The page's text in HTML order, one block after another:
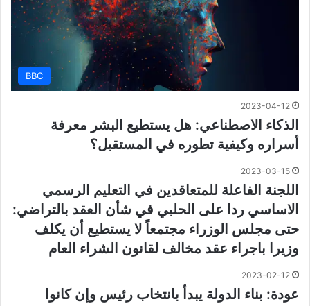
BBC
2023-04-12
الذكاء الاصطناعي: هل يستطيع البشر معرفة
أسراره وكيفية تطوره في المستقبل؟
2023-03-15
اللجنة الفاعلة للمتعاقدين في التعليم الرسمي
الاساسي ردا على الحلبي في شأن العقد بالتراضي:
حتى مجلس الوزراء مجتمعاً لا يستطيع أن يكلف
وزيرا باجراء عقد مخالف لقانون الشراء العام
2023-02-12
عودة: بناء الدولة يبدأ بانتخاب رئيس وإن كانوا